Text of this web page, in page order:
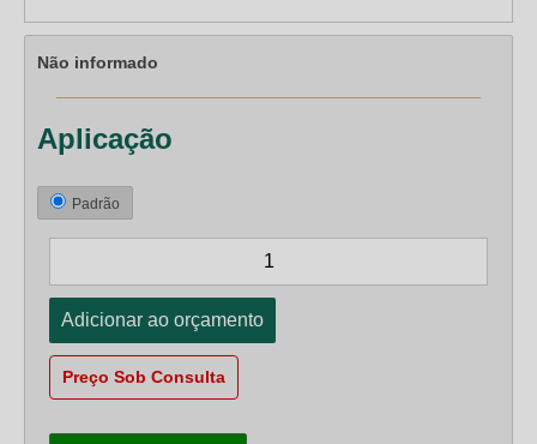
Não informado
Aplicação
Padrão
Preço Sob Consulta